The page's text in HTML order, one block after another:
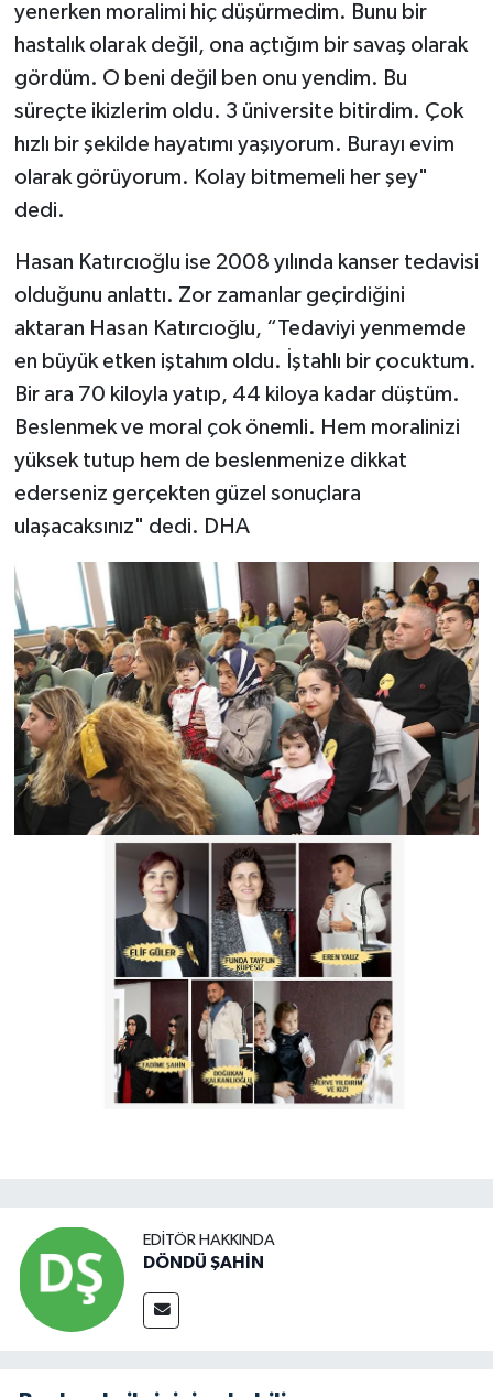
yenerken moralimi hiç düşürmedim. Bunu bir
hastalık olarak değil, ona açtığım bir savaş olarak
gördüm. O beni değil ben onu yendim. Bu
süreçte ikizlerim oldu. 3 üniversite bitirdim. Çok
hızlı bir şekilde hayatımı yaşıyorum. Burayı evim
olarak görüyorum. Kolay bitmemeli her şey"
dedi.
Hasan Katırcıoğlu ise 2008 yılında kanser tedavisi
olduğunu anlattı. Zor zamanlar geçirdiğini
aktaran Hasan Katırcıoğlu, “Tedaviyi yenmemde
en büyük etken iştahım oldu. İştahlı bir çocuktum.
Bir ara 70 kiloyla yatıp, 44 kiloya kadar düştüm.
Beslenmek ve moral çok önemli. Hem moralinizi
yüksek tutup hem de beslenmenize dikkat
ederseniz gerçekten güzel sonuçlara
ulaşacaksınız" dedi. DHA
EDITÖR HAKKINDA
DÖNDÜ ŞAHİN